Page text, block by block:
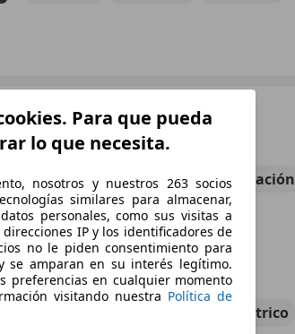
€ 41.990 Sin comparación
Eléctrico
Para que pueda
lo que necesita.
nosotros y nuestros 263 socios
similares para almacenar,
personales, como sus visitas a
IP y los identificadores de
no le piden consentimiento para
se amparan en su interés legítimo.
preferencias en cualquier momento
visitando nuestra Política de